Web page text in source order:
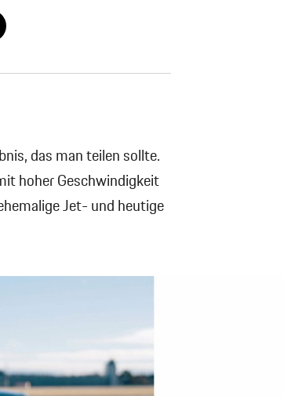
das man teilen sollte.
hoher Geschwindigkeit
Jet- und heutige